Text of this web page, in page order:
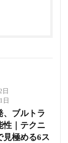
日
日
、ブルトラ
性｜テクニ
見極める6ス